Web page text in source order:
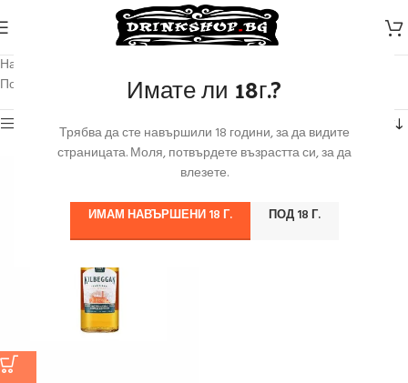
Имате ли 18г.?
Трябва да сте навършили 18 години, за да видите
страницата. Моля, потвърдете възрастта си, за да
влезете.
ИМАМ НАВЪРШЕНИ 18 Г. ПОД 18 Г.
Начало
Показване на единствения резултат
Категории